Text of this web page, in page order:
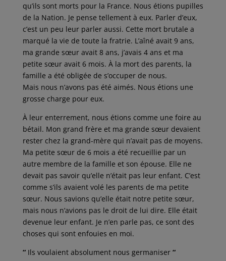
qu’ils sont morts pour la France. Nous étions pupilles
de la Nation. Je pense tellement à eux. Parler d’eux,
c’est un peu leur parler aussi. Cette mort brutale a
marqué la vie de toute la fratrie. L’aîné avait 9 ans,
ma grande sœur avait 8 ans, j’avais 4 ans et ma
petite sœur avait 6 mois. À la mort des parents, la
famille a été obligée de s’occuper de nous.
Mais nous n’avons pas été aimés. Nous étions une
grosse charge pour eux.
À leur enterrement, nous étions comme une foire au
bétail. Mon grand frère et ma grande sœur devaient
rester chez la grand-mère qui n’avait pas de moyens.
Ma petite sœur de 6 mois a été recueillie par un
autre membre de la famille et son épouse. Elle ne
devait pas savoir qu’elle n’était pas leur enfant. C’est
comme s’ils avaient volé les parents de ma petite
sœur. Nous savions qu’elle était notre petite sœur,
mais nous n’avions pas le droit de lui dire. Elle était
devenue leur enfant. Je n’en parle pas, ce sont des
choses qui sont enfouies en moi.
“Ils voulaient absolument nous germaniser “